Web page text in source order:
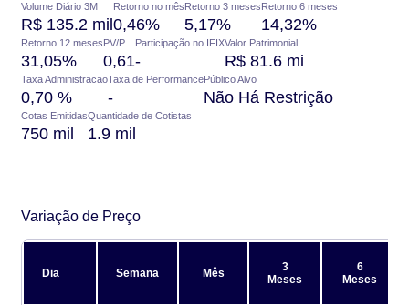
Volume Diário 3M
R$ 135.2 mil
Retorno no mês
0,46%
Retorno 3 meses
5,17%
Retorno 6 meses
14,32%
Retorno 12 meses
31,05%
PV/P
0,61
Participação no IFIX
-
Valor Patrimonial
R$ 81.6 mi
Taxa Administracao
0,70 %
Taxa de Performance
-
Público Alvo
Não Há Restrição
Cotas Emitidas
750 mil
Quantidade de Cotistas
1.9 mil
Variação de Preço
Dia Semana Mês
3
Meses
6
Meses